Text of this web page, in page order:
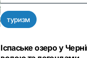
туризм
Іспаське озеро у